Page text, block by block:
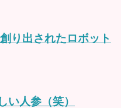
り出されたロボット
い人参（笑）